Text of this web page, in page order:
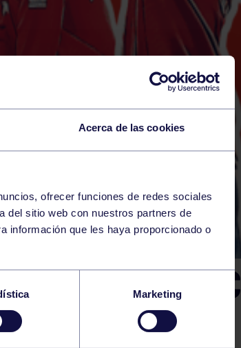
Acerca de las cookies
ofrecer funciones de redes sociales
del sitio web con nuestros partners de
información que les haya proporcionado o
Marketing
(MESTAS)
+35: RGCC